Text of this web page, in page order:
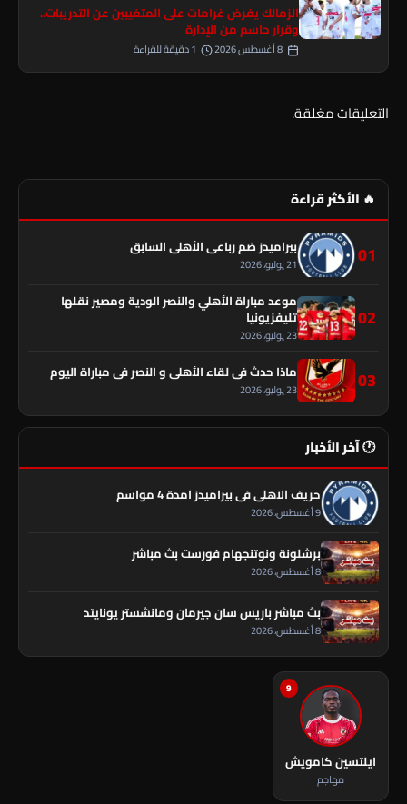
الزمالك يفرض غرامات على المتغيبين عن التدريبات..
وقرار حاسم من الإدارة
التعليقات مغلقة.
🔥 الأكثر قراءة
01 بيراميدز ضم رباعي الأهلي السابق
21 يوليو، 2026
02
موعد مباراة الأهلي والنصر الودية ومصير نقلها
تليفزيونيا
23 يوليو، 2026
03 ماذا حدث في لقاء الأهلي و النصر فى مباراة اليوم
23 يوليو، 2026
🕐 آخر الأخبار
حريف الاهلي فى بيراميدز امدة 4 مواسم
9 أغسطس، 2026
برشلونة ونوتنجهام فورست بث مباشر
8 أغسطس، 2026
بث مباشر باريس سان جيرمان ومانشستر يونايتد
8 أغسطس، 2026
9
ايلتسين كامويش
مهاجم